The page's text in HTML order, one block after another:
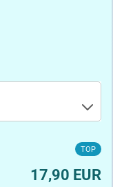
TOP
17,90 EUR